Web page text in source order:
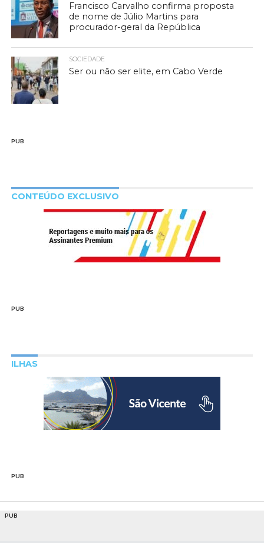
Francisco Carvalho confirma proposta
de nome de Júlio Martins para
procurador-geral da República
SOCIEDADE
Ser ou não ser elite, em Cabo Verde
PUB
CONTEÚDO EXCLUSIVO
PUB
ILHAS
PUB
PUB